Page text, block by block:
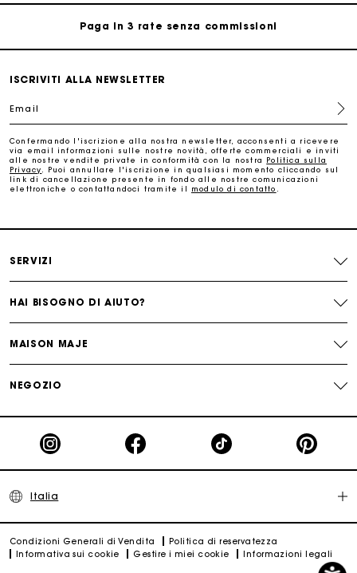
Paga in 3 rate senza commissioni
La carta regalo Maje: il modo migliore per fare il regalo
perfetto
ISCRIVITI ALLA NEWSLETTER
Email
Confermando l'iscrizione alla nostra newsletter, acconsenti a ricevere
via email informazioni sulle nostre novità, offerte commerciali e inviti
alle nostre vendite private in conformità con la nostra Politica sulla
Privacy
. Puoi annullare l'iscrizione in qualsiasi momento cliccando sul
link di cancellazione presente in fondo alle nostre comunicazioni
elettroniche o contattandoci tramite il modulo di contatto
SERVIZI
HAI BISOGNO DI AIUTO?
MAISON MAJE
NEGOZIO
Italia
Condizioni Generali di Vendita
Politica di reservatezza
Informativa sui cookie
Gestire i miei cookie Informazioni legali